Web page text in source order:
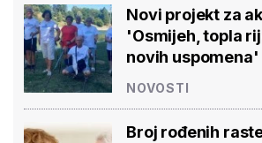
Novi projekt za
'Osmijeh, topla
novih uspomena'
NOVOSTI
Broj rođenih